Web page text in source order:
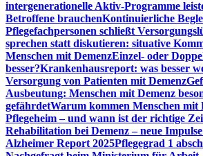
intergenerationelle Aktiv-Programme
Betroffene brauchenKontinuierliche
Pflegefachpersonen schließt
sprechen statt diskutieren: situative
Menschen mit DemenzEinzel- oder
besser?Krankenhausreport: was besser
Versorgung von Patienten mit Demenz
Ausbeutung: Menschen mit Demenz
gefährdetWarum kommen Menschen mit
Pflegeheim – und wann ist der richtige
Rehabilitation bei Demenz – neue
Alzheimer Report 2025Pflegegrad 1